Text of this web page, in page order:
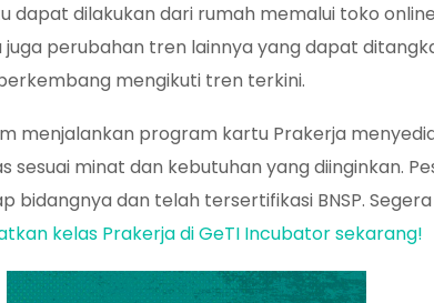
dapat dilakukan dari rumah memalui toko
perubahan tren lainnya yang dapat
mengikuti tren terkini.
menjalankan program kartu Prakerja
minat dan kebutuhan yang diinginkan.
dan telah tersertifikasi BNSP.
kelas Prakerja di GeTI Incubator sekarang!